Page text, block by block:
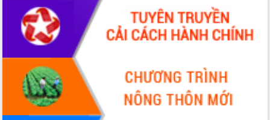
Sôi nổi Hội đua ngựa truyền thống Gò
Thì Thùng mừng Xuân Bính Ngọ 2026
Lãnh đạo tỉnh dâng hương tưởng niệm
tại Đập Đồng Cam đầu Xuân Bính Ngọ
Ngành nông nghiệp phấn đấu tăng
trưởng đạt 5,86% trong năm 2026
UBND tỉnh Đắk Lắk triển khai công tác
quốc phòng, quân sự địa phương năm